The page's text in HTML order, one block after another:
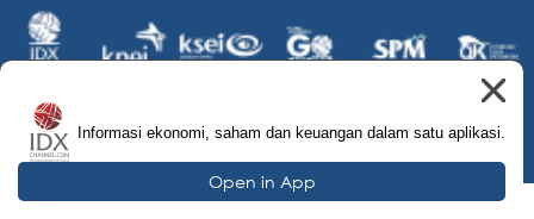
© 2026 IDX Channel. All Rights Reserved.
Informasi ekonomi, saham dan keuangan dalam satu aplikasi.
Open in App